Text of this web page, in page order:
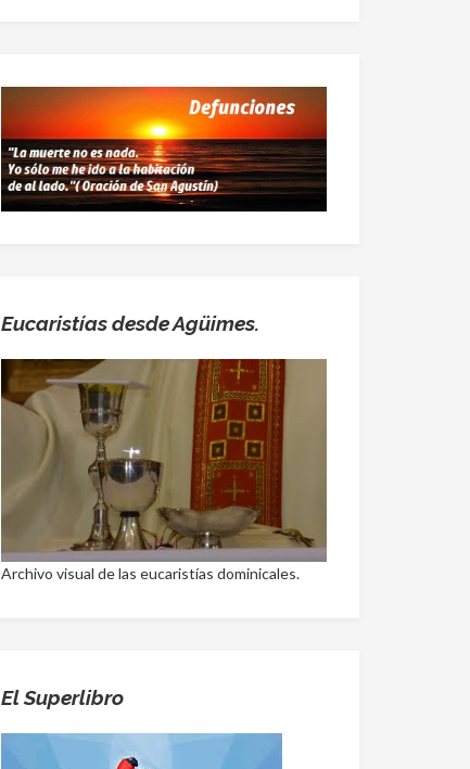
Eucaristías desde Agüimes.
Archivo visual de las eucaristías dominicales.
El Superlibro